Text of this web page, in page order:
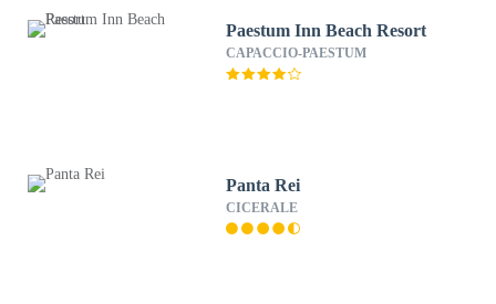
Paestum Inn Beach Resort
CAPACCIO-PAESTUM
Panta Rei
CICERALE